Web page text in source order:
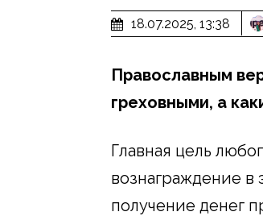
18.07.2025, 13:38
Православным
греховными, а
Главная цель
вознаграждение в
получение денег